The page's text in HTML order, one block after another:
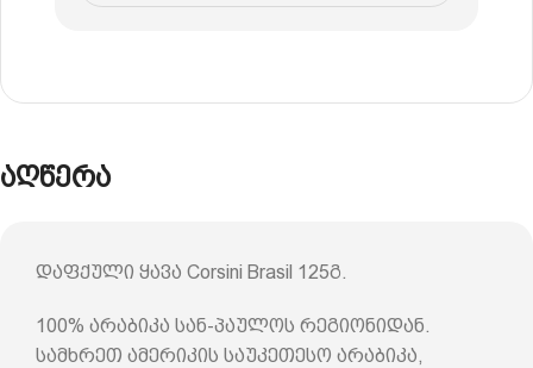
აღწერა
დაფქული ყავა Corsini Brasil 125გ.
100% არაბიკა სან-პაულოს რეგიონიდან.
სამხრეთ ამერიკის საუკეთესო არაბიკა,